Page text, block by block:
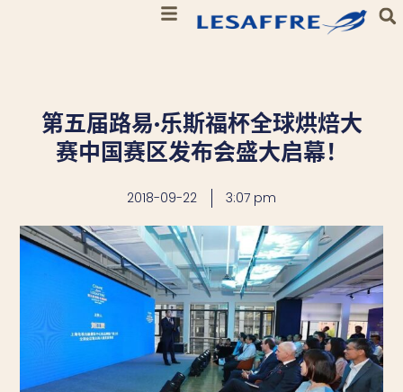
第五届路易·乐斯福杯全球烘焙大
赛中国赛区发布会盛大启幕！
2018-09-22 3:07 pm